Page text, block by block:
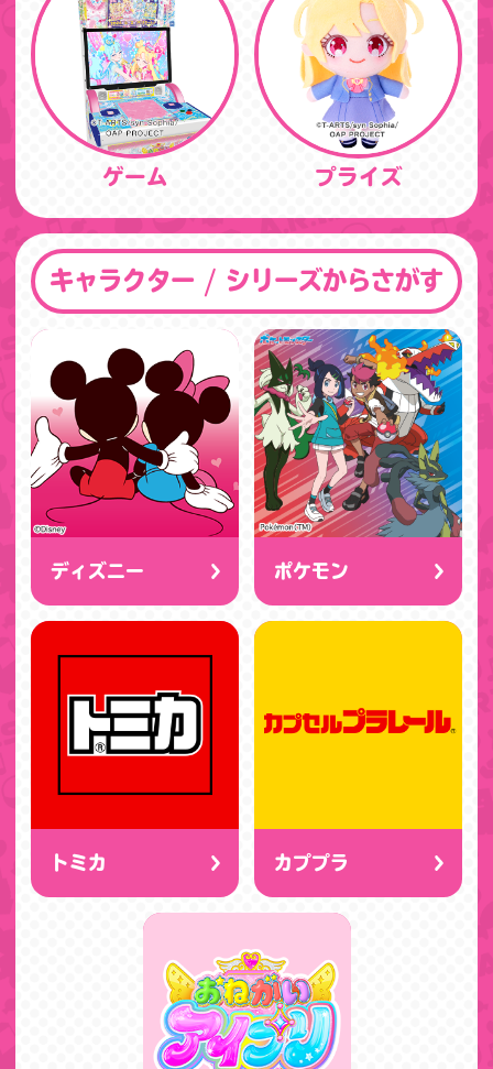
ゲーム プライズ
キャラクター / シリーズからさがす
ディズニー ポケモン
トミカ カププラ